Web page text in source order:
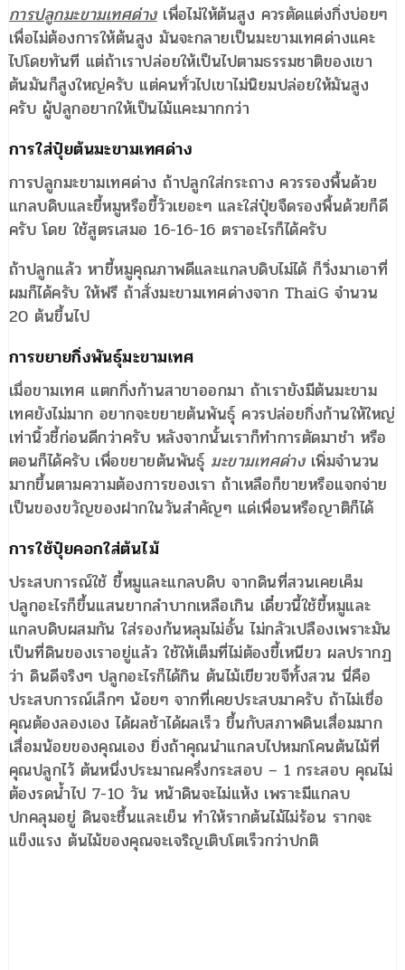
การปลูกมะขามเทศด่างเพื่อไม่ให้ต้นสูง ควรตัดแต่งกิ่งบ่อยๆ
เพื่อไม่ต้องการให้ต้นสูง มันจะกลายเป็นมะขามเทศด่างแคะ
ไปโดยทันที แต่ถ้าเราปล่อยให้เป็นไปตามธรรมชาติของเขา
ต้นมันก็สูงใหญ่ครับ แต่คนทั่วไปเขาไม่นิยมปล่อยให้มันสูง
ครับ ผู้ปลูกอยากให้เป็นไม้เเคะมากกว่า
การใส่ปุ๋ยต้นมะขามเทศด่าง
การปลูกมะขามเทศด่าง ถ้าปลูกใส่กระถาง ควรรองพื้นด้วย
แกลบดิบและขี้หมูหรือขี้วัวเยอะๆ และใส่ปุ๋ยจืดรองพื้นด้วยก็ดี
ครับ โดย ใช้สูตรเสมอ 16-16-16 ตราอะไรก็ได้ครับ
ถ้าปลูกแล้ว หาขี้หมูคุณภาพดีและแกลบดิบไม่ได้ ก็วิ่งมาเอาที่
ผมก็ได้ครับ ให้ฟรี ถ้าสั่งมะขามเทศด่างจาก ThaiG จำนวน
20 ต้นขึ้นไป
การขยายกิ่งพันธุ์มะขามเทศ
เมื่อขามเทศ แตกกิ่งก้านสาขาออกมา ถ้าเรายังมีต้นมะขาม
เทศยังไม่มาก อยากจะขยายต้นพันธุ์ ควรปล่อยกิ่งก้านให้ใหญ่
เท่านิ้วชี้ก่อนดีกว่าครับ หลังจากนั้นเราก็ทำการตัดมาชำ หรือ
ตอนก็ได้ครับ เพื่อขยายต้นพันธุ์ มะขามเทศด่างเพิ่มจำนวน
มากขึ้นตามความต้องการของเรา ถ้าเหลือก็ขายหรือแจกจ่าย
เป็นของขวัญของฝากในวันสำคัญๆ แด่เพื่อนหรือญาติก็ได้
การใช้ปุ๋ยคอกใส่ต้นไม้
ประสบการณ์ใช้ ขี้หมูและแกลบดิบ จากดินที่สวนเคยเค็ม
ปลูกอะไรก็ขึ้นแสนยากลำบากเหลือเกิน เดี๋ยวนี้ใช้ขี้หมูและ
แกลบดิบผสมกัน ใส่รองก้นหลุมไม่อั้น ไม่กลัวเปลืองเพราะมัน
เป็นที่ดินของเราอยู่แล้ว ใช้ให้เต็มที่ไม่ต้องขี้เหนียว ผลปรากฏ
ว่า ดินดีจริงๆ ปลูกอะไรก็ได้กิน ต้นไม้เขียวขจีทั้งสวน นี่คือ
ประสบการณ์เล็กๆ น้อยๆ จากที่เคยประสบมาครับ ถ้าไม่เชื่อ
คุณต้องลองเอง ได้ผลช้าได้ผลเร็ว ขึ้นกับสภาพดินเสื่อมมาก
เสื่อมน้อยของคุณเอง ยิ่งถ้าคุณนำแกลบไปหมกโคนต้นไม้ที่
คุณปลูกไว้ ต้นหนึ่งประมาณครึ่งกระสอบ – 1 กระสอบ คุณไม่
ต้องรดน้ำไป 7-10 วัน หน้าดินจะไม่แห้ง เพราะมีแกลบ
ปกคลุมอยู่ ดินจะชื้นและเย็น ทำให้รากต้นไม้ไม่ร้อน รากจะ
แข็งแรง ต้นไม้ของคุณจะเจริญเติบโตเร็วกว่าปกติ